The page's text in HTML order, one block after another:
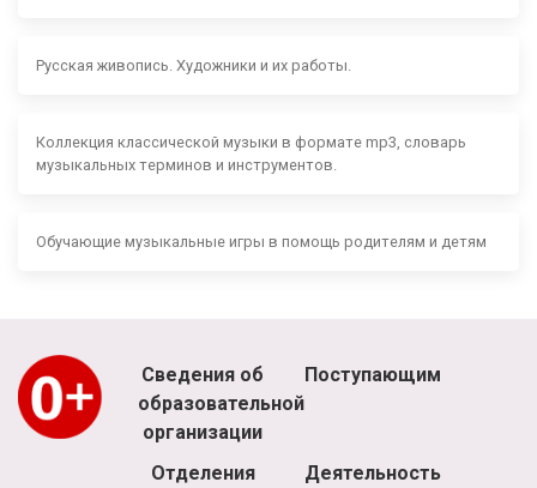
Русская живопись. Художники и их работы.
Коллекция классической музыки в формате mp3, словарь
музыкальных терминов и инструментов.
Обучающие музыкальные игры в помощь родителям и детям
Сведения об
образовательной
организации
Поступающим
Отделения Деятельность